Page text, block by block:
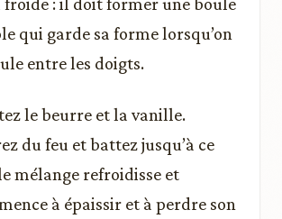
qui garde sa forme lorsqu’on
entre les doigts.
le beurre et la vanille.
du feu et battez jusqu’à ce
mélange refroidisse et
à épaissir et à perdre son